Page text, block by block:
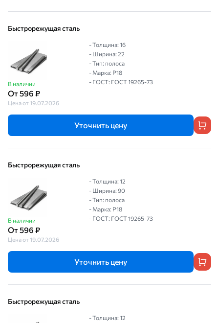
Быстрорежущая сталь
В наличии
От 596 ₽
Цена от 19.07.2026
- Толщина: 16
- Ширина: 22
- Тип: полоса
- Марка: Р18
- ГОСТ: ГОСТ 19265-73
Уточнить цену
Быстрорежущая сталь
В наличии
От 596 ₽
Цена от 19.07.2026
- Толщина: 12
- Ширина: 90
- Тип: полоса
- Марка: Р18
- ГОСТ: ГОСТ 19265-73
Уточнить цену
Быстрорежущая сталь
- Толщина: 12